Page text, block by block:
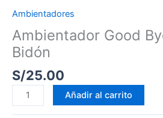
Ambientadores
Ambientador Good
Bidón
S/25.00
Añadir al carrito